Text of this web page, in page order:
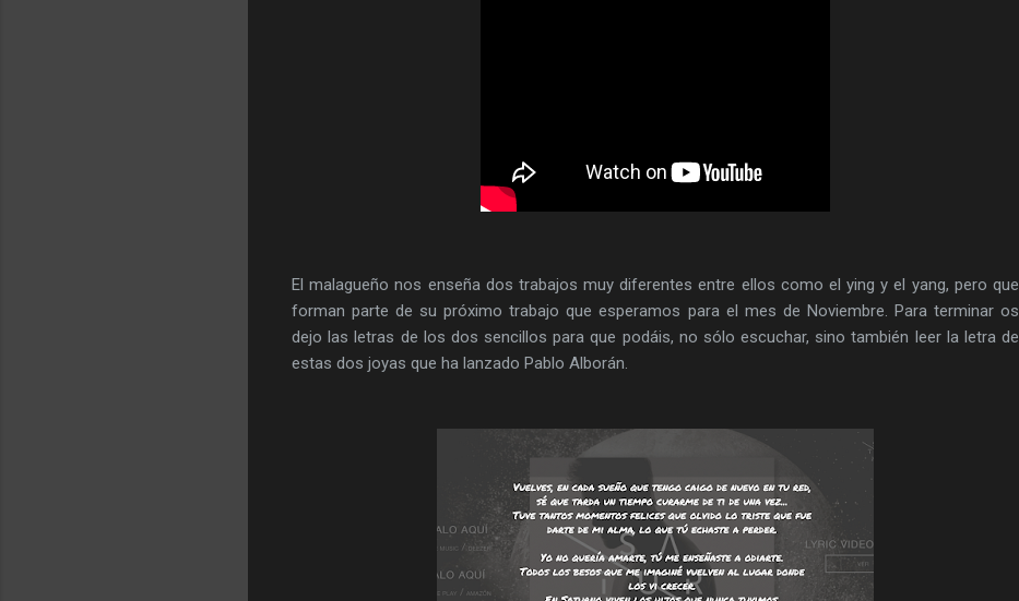
El malagueño nos enseña dos trabajos muy diferentes entre ellos como el ying y el yang, pero que
forman parte de su próximo trabajo que esperamos para el mes de Noviembre. Para terminar os
dejo las letras de los dos sencillos para que podáis, no sólo escuchar, sino también leer la letra de
estas dos joyas que ha lanzado Pablo Alborán.